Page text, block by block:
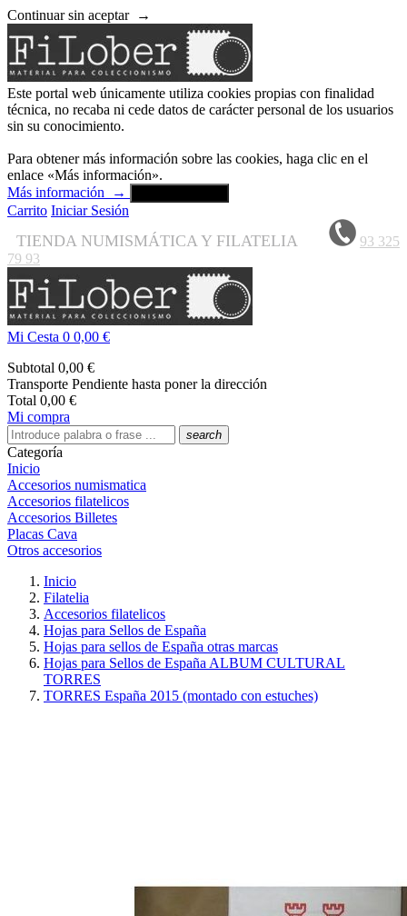
Continuar sin aceptar →
Este portal web únicamente utiliza cookies propias con finalidad
técnica, no recaba ni cede datos de carácter personal de los usuarios
sin su conocimiento.
Para obtener más información sobre las cookies, haga clic en el
enlace «Más información».
Más información
→
Carrito Iniciar Sesión
TIENDA NUMISMÁTICA Y FILATELIA
93 325
79 93
Mi Cesta 0 0,00 €
Subtotal 0,00 €
Transporte Pendiente hasta poner la dirección
Total 0,00 €
Mi compra
search
Categoría
Inicio
Accesorios numismatica
Accesorios filatelicos
Accesorios Billetes
Placas Cava
Otros accesorios
Inicio
Filatelia
Accesorios filatelicos
Hojas para Sellos de España
Hojas para sellos de España otras marcas
Hojas para Sellos de España ALBUM CULTURAL
TORRES
TORRES España 2015 (montado con estuches)